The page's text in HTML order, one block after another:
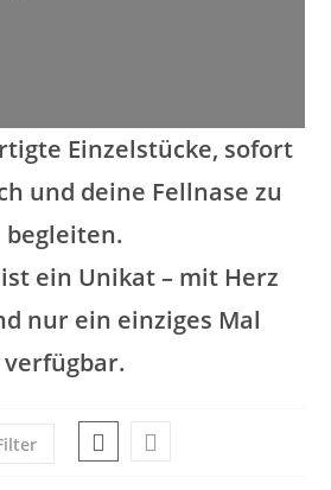
Einzelstücke, sofort
und deine Fellnase zu
begleiten.
ein Unikat – mit Herz
nur ein einziges Mal
verfügbar.